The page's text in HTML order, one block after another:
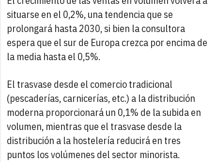
situarse en el 0,2%, una tendencia que se
prolongará hasta 2030, si bien la consultora
espera que el sur de Europa crezca por encima de
la media hasta el 0,5%.
El trasvase desde el comercio tradicional
(pescaderías, carnicerías, etc.) a la distribución
moderna proporcionará un 0,1% de la subida en
volumen, mientras que el trasvase desde la
distribución a la hostelería reducirá en tres
puntos los volúmenes del sector minorista.